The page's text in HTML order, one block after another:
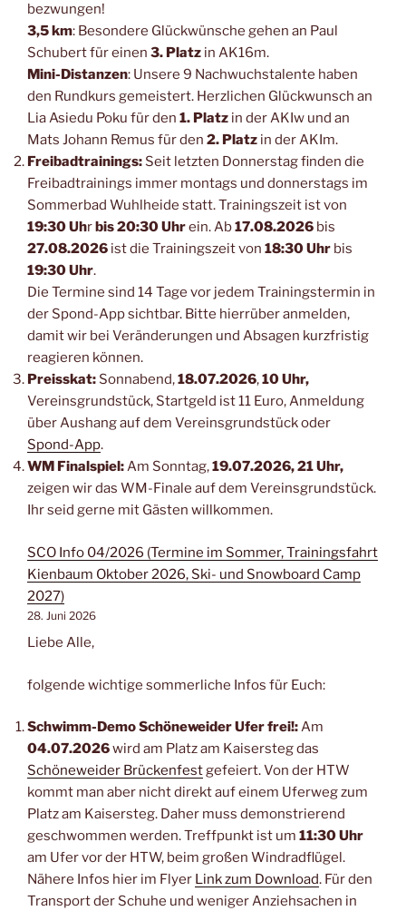
bezwungen!
3,5 km: Besondere Glückwünsche gehen an Paul
Schubert für einen 3. Platz in AK16m.
Mini-Distanzen: Unsere 9 Nachwuchstalente haben
den Rundkurs gemeistert. Herzlichen Glückwunsch an
Lia Asiedu Poku für den 1. Platz in der AKIw und an
Mats Johann Remus für den 2. Platz in der AKIm.
Freibadtrainings: Seit letzten Donnerstag finden die
Freibadtrainings immer montags und donnerstags im
Sommerbad Wuhlheide statt. Trainingszeit ist von
19:30 Uhrbis 20:30 Uhrein. Ab17.08.2026 bis
27.08.2026 ist die Trainingszeit von 18:30 Uhr bis
19:30 Uhr.
Die Termine sind 14 Tage vor jedem Trainingstermin in
der Spond-App sichtbar. Bitte hierrüber anmelden,
damit wir bei Veränderungen und Absagen kurzfristig
reagieren können.
Preisskat: Sonnabend,18.07.2026,10 Uhr,
Vereinsgrundstück, Startgeld ist 11 Euro, Anmeldung
über Aushang auf dem Vereinsgrundstück oder
Spond-App.
WM Finalspiel:Am Sonntag,19.07.2026, 21 Uhr,
zeigen wir das WM-Finale auf dem Vereinsgrundstück.
Ihr seid gerne mit Gästen willkommen.
SCO Info 04/2026 (Termine im Sommer, Trainingsfahrt
Kienbaum Oktober 2026, Ski- und Snowboard Camp
2027)
28. Juni 2026
Liebe Alle,
folgende wichtige sommerliche Infos für Euch:
Schwimm-Demo Schöneweider Ufer frei!:Am
04.07.2026wird am Platz am Kaisersteg das
Schöneweider Brückenfestgefeiert. Von der HTW
kommt man aber nicht direkt auf einem Uferweg zum
Platz am Kaisersteg. Daher muss demonstrierend
geschwommen werden. Treffpunkt ist um 11:30 Uhr
am Ufer vor der HTW, beim großen Windradflügel.
Nähere Infos hier im Flyer Link zum Download. Für den
Transport der Schuhe und weniger Anziehsachen in